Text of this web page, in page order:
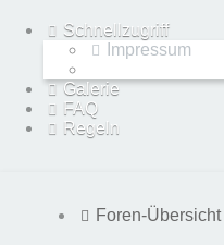
Schnellzugriff
Impressum
Galerie
FAQ
Regeln
Foren-Übersicht